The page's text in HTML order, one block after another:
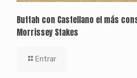
Buttah con Castellano el más
Morrissey Stakes
Entrar